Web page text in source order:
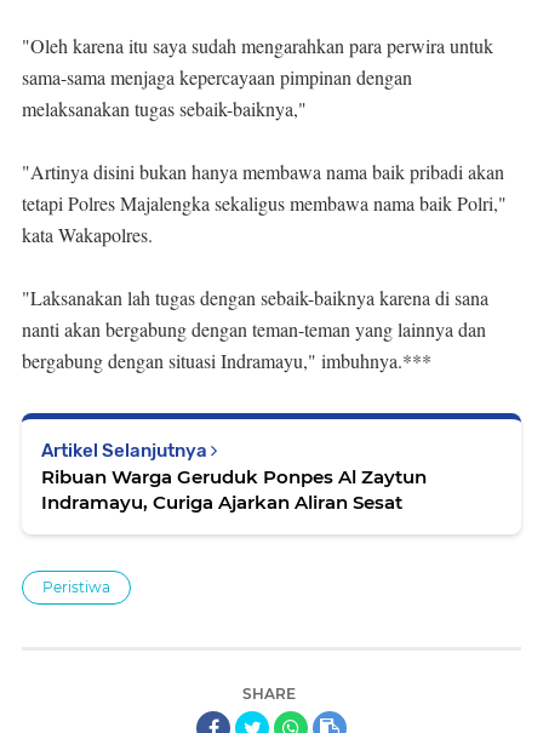
"Oleh karena itu saya sudah mengarahkan para perwira untuk
sama-sama menjaga kepercayaan pimpinan dengan
melaksanakan tugas sebaik-baiknya,"
"Artinya disini bukan hanya membawa nama baik pribadi akan
tetapi Polres Majalengka sekaligus membawa nama baik Polri,"
kata Wakapolres.
"Laksanakan lah tugas dengan sebaik-baiknya karena di sana
nanti akan bergabung dengan teman-teman yang lainnya dan
bergabung dengan situasi Indramayu," imbuhnya.***
Artikel Selanjutnya
Ribuan Warga Geruduk Ponpes Al Zaytun
Indramayu, Curiga Ajarkan Aliran Sesat
Peristiwa
SHARE